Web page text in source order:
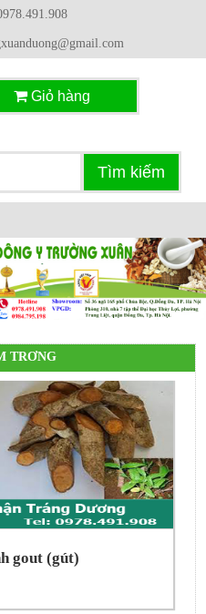
Giỏ hàng
TRƠNG
gout (gút)